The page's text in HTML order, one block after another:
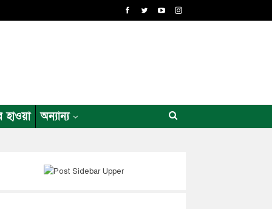
হাওয়া অন্যান্য